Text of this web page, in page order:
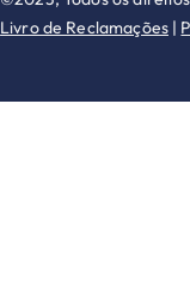
Livro de Reclamações|